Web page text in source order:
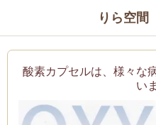
りら空間
酸素カプセルは、様々な
い